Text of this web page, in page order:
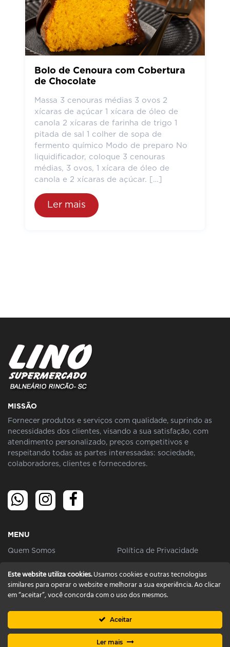
Bolo de Cenoura com Cobertura
de Chocolate
Massa 3 cenouras médias 3 ovos 2
xícaras de açúcar 1 xícara de óleo de
canola 2 xícaras de farinha de trigo 1
pitada de sal 1 colher de sopa de
fermento químico Modo de preparo No
liquidificador, coloque 3 cenouras
médias, 3 ovos, 1 xícara de óleo de
canola e 2 xícaras de açúcar. […]
Ler mais
MISSÃO
Fornecer produtos e serviços com qualidade, suprindo as
necessidades dos clientes, visando a sua satisfação, com
atendimento personalizado, preços competitivos e
respeitando todas as partes interessadas: sociedade,
colaboradores, clientes e fornecedores.
MENU
Quem Somos Política de Privacidade
Ofertas Contato
Cartão Receitas
© 2022- Todos os Direitos Reservados | Feito com
Sites para Mercados
Este website utiliza cookies.Usamos cookies e outras tecnologias
similares para operar o website e melhorar a sua experiência. Ao clicar
em “aceitar”, você concorda com o uso dos mesmos.
Aceitar
Ler mais